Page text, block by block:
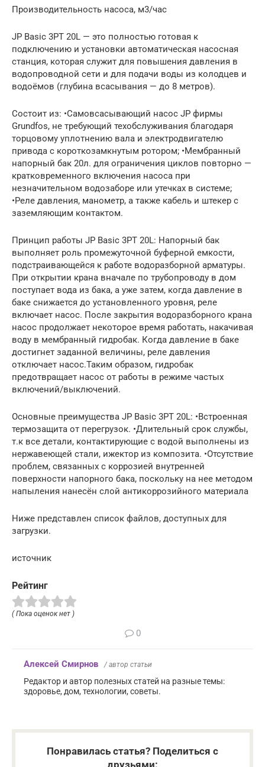
Производительность насоса, м3/час
JP Basic 3PT 20L — это полностью готовая к
подключению и установки автоматическая насосная
станция, которая служит для повышения давления в
водопроводной сети и для подачи воды из колодцев и
водоёмов (глубина всасывания — до 8 метров).
Состоит из: •Самовсасывающий насос JP фирмы
Grundfos, не требующий техобслуживания благодаря
торцовому уплотнению вала и электродвигателю
привода с короткозамкнутым ротором; •Мембранный
напорный бак 20л. для ограничения циклов повторно —
кратковременного включения насоса при
незначительном водозаборе или утечках в системе;
•Реле давления, манометр, а также кабель и штекер с
заземляющим контактом.
Принцип работы JP Basic 3PT 20L: Напорный бак
выполняет роль промежуточной буферной емкости,
подстраивающейся к работе водоразборной арматуры.
При открытии крана вначале по трубопроводу в дом
поступает вода из бака, а уже затем, когда давление в
баке снижается до установленного уровня, реле
включает насос. После закрытия водоразборного крана
насос продолжает некоторое время работать, накачивая
воду в мембранный гидробак. Когда давление в баке
достигнет заданной величины, реле давления
отключает насос.Таким образом, гидробак
предотвращает насос от работы в режиме частых
включений/выключений.
Основные преимущества JP Basic 3PT 20L: •Встроенная
термозащита от перегрузок. •Длительный срок службы,
т.к все детали, контактирующие с водой выполнены из
нержавеющей стали, ижектор из композита. •Отсутствие
проблем, связанных с коррозией внутренней
поверхности напорного бака, поскольку на нее методом
напыления нанесён слой антикоррозийного материала
Ниже представлен список файлов, доступных для
загрузки.
источник
Рейтинг
( Пока оценок нет )
0
Алексей Смирнов / автор статьи
Редактор и автор полезных статей на разные темы:
здоровье, дом, технологии, советы.
Понравилась статья? Поделиться с